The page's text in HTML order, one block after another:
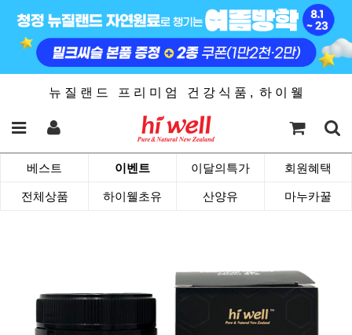
뉴 질 랜 드 프 리 미 엄 건 강 식 품 , 하 이 웰
베스트 이벤트 이달의특가 회원혜택
전체상품 하이웰초유 산양유 마누카꿀